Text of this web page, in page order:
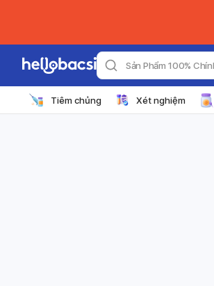
Sản Phẩm 100%
Tiêm chủng Xét nghiệm